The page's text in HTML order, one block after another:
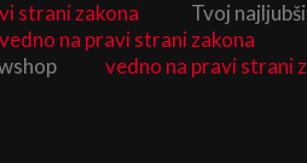
strani zakona Tvoj
vedno na pravi strani zakona
vedno na pravi strani